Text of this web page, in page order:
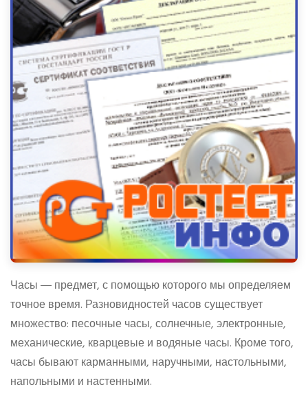
Часы ― предмет, с помощью которого мы определяем
точное время. Разновидностей часов существует
множество: песочные часы, солнечные, электронные,
механические, кварцевые и водяные часы. Кроме того,
часы бывают карманными, наручными, настольными,
напольными и настенными.